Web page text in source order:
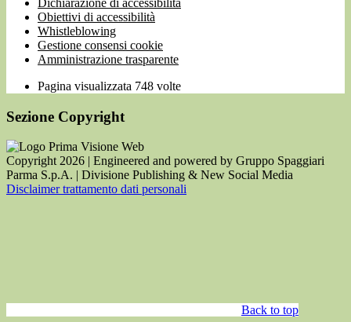
Dichiarazione di accessibilità
Obiettivi di accessibilità
Whistleblowing
Gestione consensi cookie
Amministrazione trasparente
Pagina visualizzata 748 volte
Sezione Copyright
Copyright 2026 | Engineered and powered by Gruppo Spaggiari
Parma S.p.A. | Divisione Publishing & New Social Media
Disclaimer trattamento dati personali
Back to top